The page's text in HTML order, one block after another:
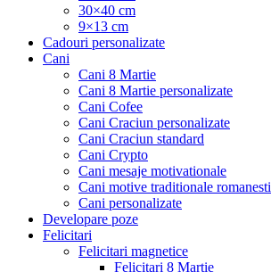
30×40 cm
9×13 cm
Cadouri personalizate
Cani
Cani 8 Martie
Cani 8 Martie personalizate
Cani Cofee
Cani Craciun personalizate
Cani Craciun standard
Cani Crypto
Cani mesaje motivationale
Cani motive traditionale romanesti
Cani personalizate
Developare poze
Felicitari
Felicitari magnetice
Felicitari 8 Martie